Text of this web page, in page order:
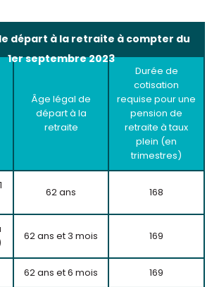
départ à la retraite à compter du
1er septembre 2023
Âge légal de
départ à la
retraite
Durée de
cotisation
requise pour une
pension de
retraite à taux
plein (en
trimestres)
62 ans 168
62 ans et 3 mois 169
62 ans et 6 mois 169